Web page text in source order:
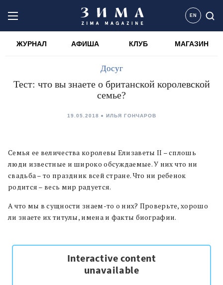
EN
ЖУРНАЛ АФИША КЛУБ МАГАЗИН
Досуг
Тест: что вы знаете о британской королевской
семье?
19.05.2018 ИЛЬЯ ГОНЧАРОВ
Семья ее величества королевы Елизаветы II – сплошь
люди известные и широко обсуждаемые. У них что ни
свадьба – то праздник всей стране. Что ни ребенок
родится – весь мир радуется.
А что мы в сущности знаем-то о них? Проверьте, хорошо
ли знаете их титулы, имена и факты биографии.